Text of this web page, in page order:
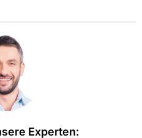
Experten: